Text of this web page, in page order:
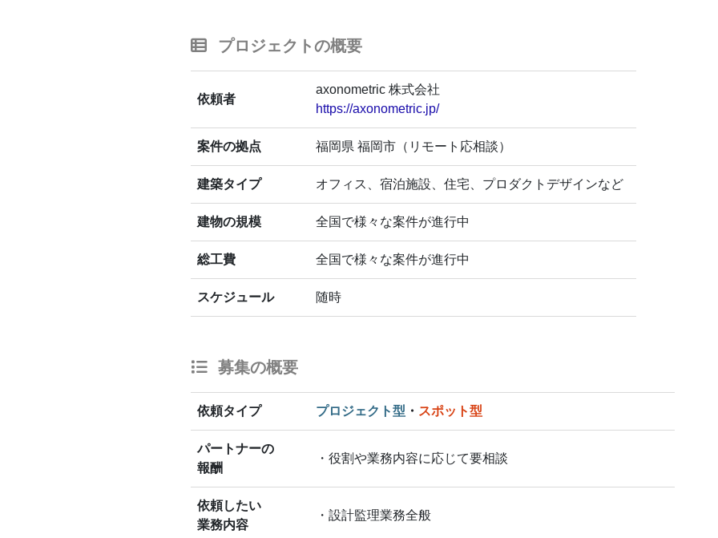
プロジェクトの概要
依頼者
axonometric 株式会社
https://axonometric.jp/
案件の拠点 福岡県 福岡市（リモート応相談）
建築タイプ オフィス、宿泊施設、住宅、プロダクトデザインなど
建物の規模 全国で様々な案件が進行中
総工費 全国で様々な案件が進行中
スケジュール 随時
募集の概要
依頼タイプ プロジェクト型 ・ スポット型
パートナーの
報酬
・役割や業務内容に応じて要相談
依頼したい
業務内容
・設計監理業務全般